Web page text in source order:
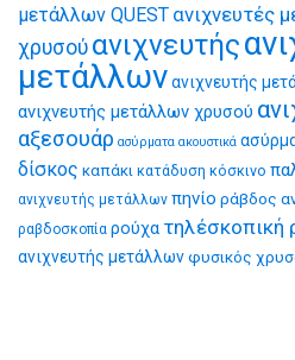
μετάλλων QUEST ανιχνευτές
χρυσού ανιχνευτής
μετάλλωνανιχνευτής
ανιχνευτής μετάλλων χρυσού
αξεσουάρ ασύρματα ακουστικά
δίσκος καπάκι κατάδυση κόσκινο
ανιχνευτής μετάλλων πηνίο ράβδος
ραβδοσκοπία ρούχα τηλέσκοπική
ανιχνευτής μετάλλωνφυσικός